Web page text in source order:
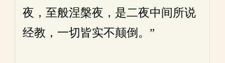
夜，至般涅槃夜，是二夜中间所说
经教，一切皆实不颠倒。”